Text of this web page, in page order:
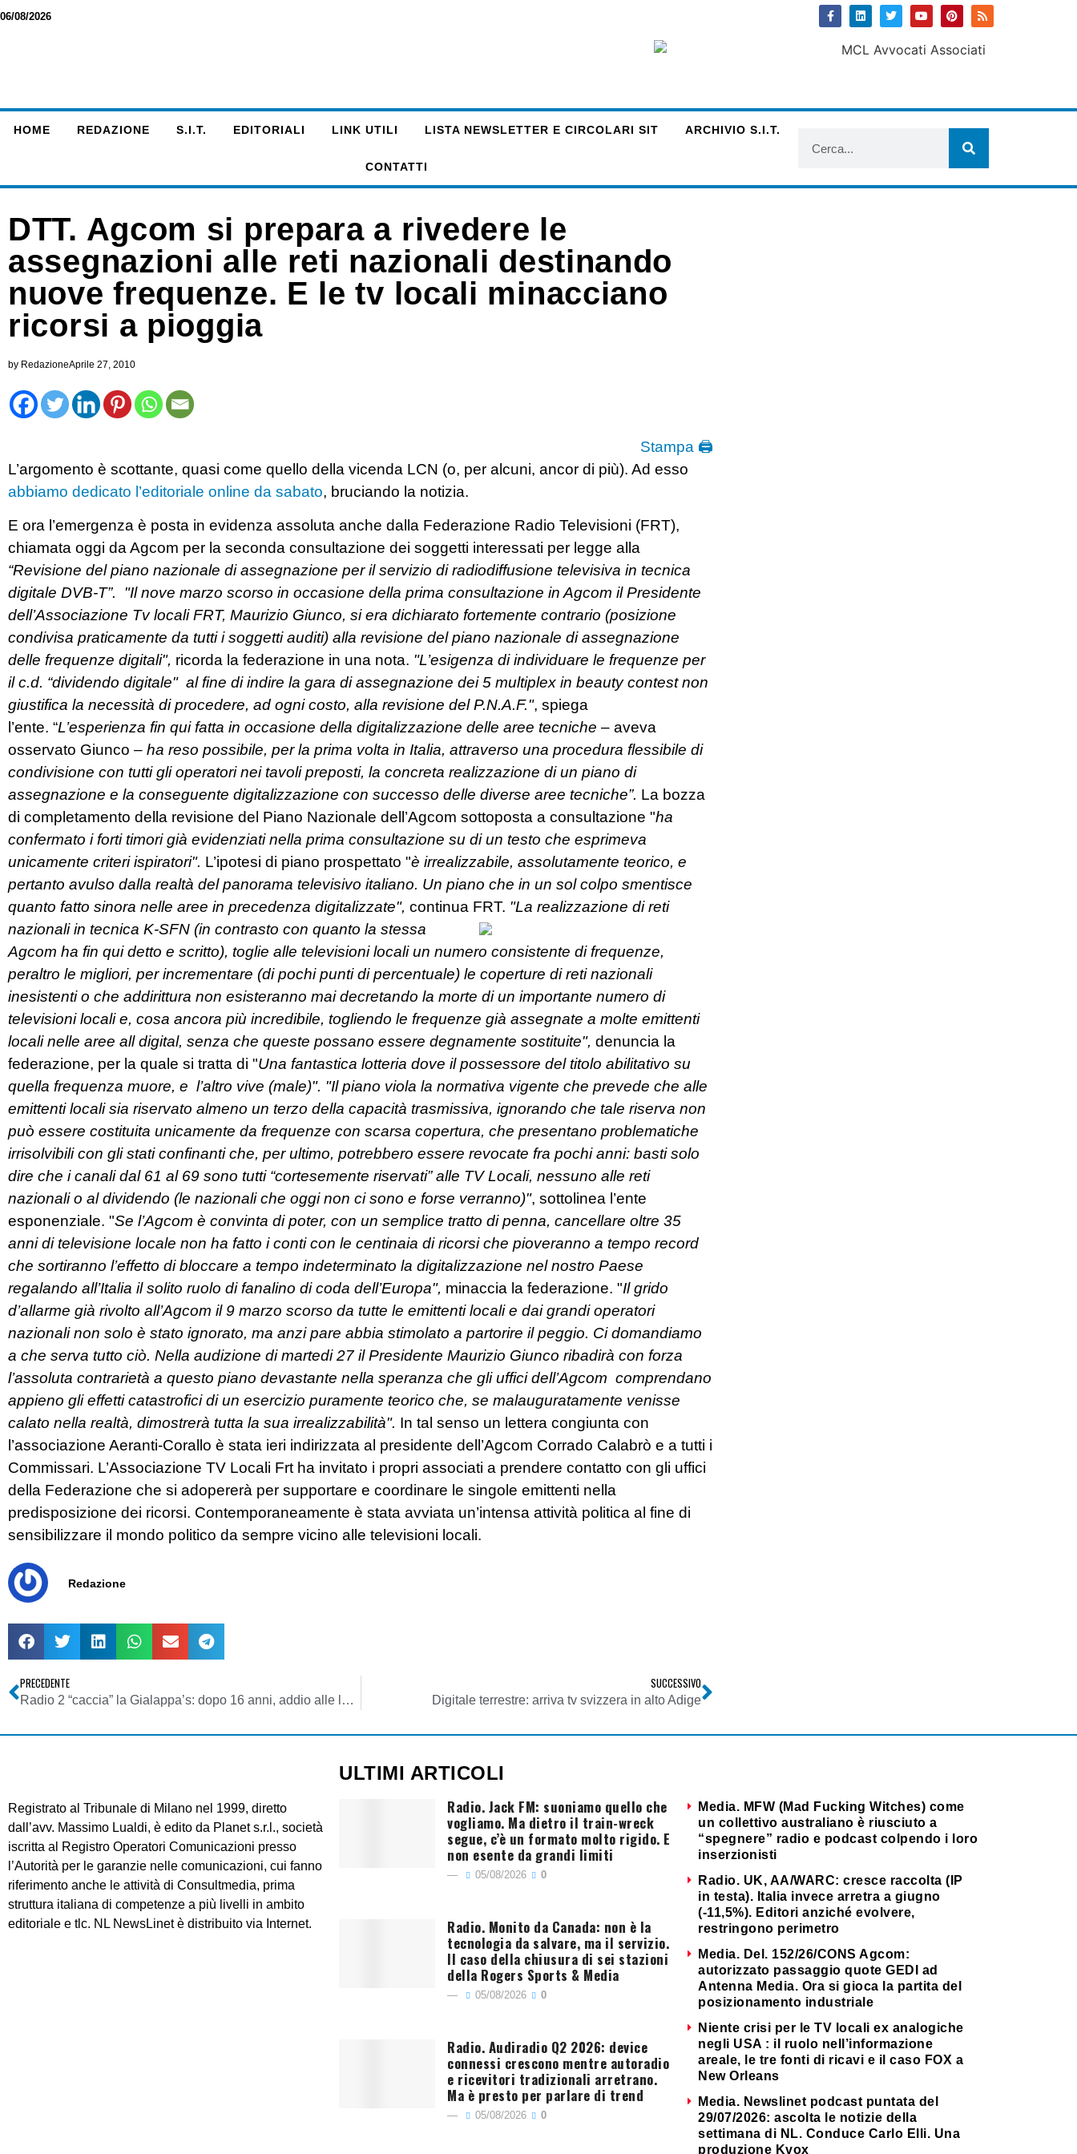
06/08/2026
HOME REDAZIONE S.I.T. EDITORIALI LINK UTILI LISTA NEWSLETTER E CIRCOLARI SIT ARCHIVIO S.I.T.
CONTATTI
DTT. Agcom si prepara a rivedere le
assegnazioni alle reti nazionali destinando
nuove frequenze. E le tv locali minacciano
ricorsi a pioggia
by RedazioneAprile 27, 2010
Stampa 🖨
L’argomento è scottante, quasi come quello della vicenda LCN (o, per alcuni, ancor di più). Ad esso
abbiamo dedicato l’editoriale online da sabato, bruciando la notizia.
E ora l’emergenza è posta in evidenza assoluta anche dalla Federazione Radio Televisioni (FRT),
chiamata oggi da Agcom per la seconda consultazione dei soggetti interessati per legge alla
“Revisione del piano nazionale di assegnazione per il servizio di radiodiffusione televisiva in tecnica
digitale DVB-T”. "Il nove marzo scorso in occasione della prima consultazione in Agcom il Presidente
dell’Associazione Tv locali FRT, Maurizio Giunco, si era dichiarato fortemente contrario (posizione
condivisa praticamente da tutti i soggetti auditi) alla revisione del piano nazionale di assegnazione
delle frequenze digitali", ricorda la federazione in una nota. "L’esigenza di individuare le frequenze per
il c.d. “dividendo digitale" al fine di indire la gara di assegnazione dei 5 multiplex in beauty contest non
giustifica la necessità di procedere, ad ogni costo, alla revisione del P.N.A.F.", spiega
l’ente. “L’esperienza fin qui fatta in occasione della digitalizzazione delle aree tecniche – aveva
osservato Giunco – ha reso possibile, per la prima volta in Italia, attraverso una procedura flessibile di
condivisione con tutti gli operatori nei tavoli preposti, la concreta realizzazione di un piano di
assegnazione e la conseguente digitalizzazione con successo delle diverse aree tecniche”. La bozza
di completamento della revisione del Piano Nazionale dell’Agcom sottoposta a consultazione "ha
confermato i forti timori già evidenziati nella prima consultazione su di un testo che esprimeva
unicamente criteri ispiratori". L’ipotesi di piano prospettato "è irrealizzabile, assolutamente teorico, e
pertanto avulso dalla realtà del panorama televisivo italiano. Un piano che in un sol colpo smentisce
quanto fatto sinora nelle aree in precedenza digitalizzate", continua FRT. "La realizzazione di reti
nazionali in tecnica K-SFN (in contrasto con quanto la stessa
Agcom ha fin qui detto e scritto), toglie alle televisioni locali un numero consistente di frequenze,
peraltro le migliori, per incrementare (di pochi punti di percentuale) le coperture di reti nazionali
inesistenti o che addirittura non esisteranno mai decretando la morte di un importante numero di
televisioni locali e, cosa ancora più incredibile, togliendo le frequenze già assegnate a molte emittenti
locali nelle aree all digital, senza che queste possano essere degnamente sostituite", denuncia la
federazione, per la quale si tratta di "Una fantastica lotteria dove il possessore del titolo abilitativo su
quella frequenza muore, e l’altro vive (male)". "Il piano viola la normativa vigente che prevede che alle
emittenti locali sia riservato almeno un terzo della capacità trasmissiva, ignorando che tale riserva non
può essere costituita unicamente da frequenze con scarsa copertura, che presentano problematiche
irrisolvibili con gli stati confinanti che, per ultimo, potrebbero essere revocate fra pochi anni: basti solo
dire che i canali dal 61 al 69 sono tutti “cortesemente riservati” alle TV Locali, nessuno alle reti
nazionali o al dividendo (le nazionali che oggi non ci sono e forse verranno)", sottolinea l’ente
esponenziale. "Se l’Agcom è convinta di poter, con un semplice tratto di penna, cancellare oltre 35
anni di televisione locale non ha fatto i conti con le centinaia di ricorsi che pioveranno a tempo record
che sortiranno l’effetto di bloccare a tempo indeterminato la digitalizzazione nel nostro Paese
regalando all’Italia il solito ruolo di fanalino di coda dell’Europa", minaccia la federazione. "Il grido
d’allarme già rivolto all’Agcom il 9 marzo scorso da tutte le emittenti locali e dai grandi operatori
nazionali non solo è stato ignorato, ma anzi pare abbia stimolato a partorire il peggio. Ci domandiamo
a che serva tutto ciò. Nella audizione di martedi 27 il Presidente Maurizio Giunco ribadirà con forza
l’assoluta contrarietà a questo piano devastante nella speranza che gli uffici dell’Agcom comprendano
appieno gli effetti catastrofici di un esercizio puramente teorico che, se malauguratamente venisse
calato nella realtà, dimostrerà tutta la sua irrealizzabilità". In tal senso un lettera congiunta con
l’associazione Aeranti-Corallo è stata ieri indirizzata al presidente dell’Agcom Corrado Calabrò e a tutti i
Commissari. L’Associazione TV Locali Frt ha invitato i propri associati a prendere contatto con gli uffici
della Federazione che si adopererà per supportare e coordinare le singole emittenti nella
predisposizione dei ricorsi. Contemporaneamente è stata avviata un’intensa attività politica al fine di
sensibilizzare il mondo politico da sempre vicino alle televisioni locali.
Redazione
PRECEDENTE
Radio 2 “caccia” la Gialappa’s: dopo 16 anni, addio alle loro esilaranti telecronache dei Mondiali di calcio
SUCCESSIVO
Digitale terrestre: arriva tv svizzera in alto Adige
Registrato al Tribunale di Milano nel 1999, diretto
dall’avv. Massimo Lualdi, è edito da Planet s.r.l., società
iscritta al Registro Operatori Comunicazioni presso
l’Autorità per le garanzie nelle comunicazioni, cui fanno
riferimento anche le attività di Consultmedia, prima
struttura italiana di competenze a più livelli in ambito
editoriale e tlc. NL NewsLinet è distribuito via Internet.
ULTIMI ARTICOLI
Radio. Jack FM: suoniamo quello che
vogliamo. Ma dietro il train-wreck
segue, c’è un formato molto rigido. E
non esente da grandi limiti
05/08/2026 0
Radio. Monito da Canada: non è la
tecnologia da salvare, ma il servizio.
Il caso della chiusura di sei stazioni
della Rogers Sports & Media
05/08/2026 0
Radio. Audiradio Q2 2026: device
connessi crescono mentre autoradio
e ricevitori tradizionali arretrano.
Ma è presto per parlare di trend
05/08/2026 0
Media. MFW (Mad Fucking Witches) come
un collettivo australiano è riusciuto a
“spegnere” radio e podcast colpendo i loro
inserzionisti
Radio. UK, AA/WARC: cresce raccolta (IP
in testa). Italia invece arretra a giugno
(-11,5%). Editori anziché evolvere,
restringono perimetro
Media. Del. 152/26/CONS Agcom:
autorizzato passaggio quote GEDI ad
Antenna Media. Ora si gioca la partita del
posizionamento industriale
Niente crisi per le TV locali ex analogiche
negli USA : il ruolo nell’informazione
areale, le tre fonti di ricavi e il caso FOX a
New Orleans
Media. Newslinet podcast puntata del
29/07/2026: ascolta le notizie della
settimana di NL. Conduce Carlo Elli. Una
produzione Kvox